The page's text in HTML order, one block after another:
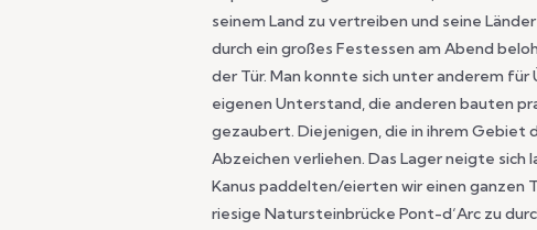
seinem Land zu vertreiben und seine
durch ein großes Festessen am Abend
der Tür. Man konnte sich unter anderem
eigenen Unterstand, die anderen bauten
gezaubert. Diejenigen, die in ihrem Gebiet
Abzeichen verliehen. Das Lager neigte
Kanus paddelten/eierten wir einen ganzen
riesige Natursteinbrücke Pont-d‘Arc zu